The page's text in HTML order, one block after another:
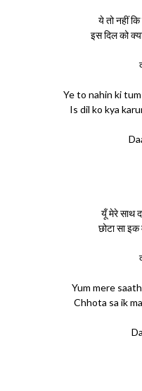
ये तो नहीं
इस दिल को
Ye to nahin ki
Is dil ko kya
यूँ मेरे साथ
छोटा सा
Yum mere
Chhota sa ik